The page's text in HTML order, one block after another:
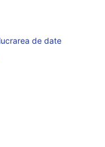
de date